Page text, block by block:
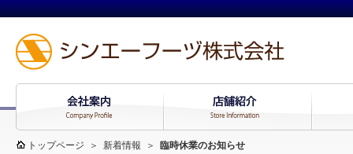
トップページ ＞ 新着情報 ＞ 臨時休業のお知らせ